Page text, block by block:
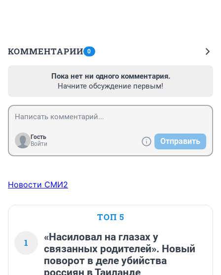
КОММЕНТАРИИ 0
Пока нет ни одного комментария.
Начните обсуждение первым!
Гость
Войти
Отправить
Новости СМИ2
ТОП 5
1
«Насиловал на глазах у
связанных родителей». Новый
поворот в деле убийства
россиян в Таиланде